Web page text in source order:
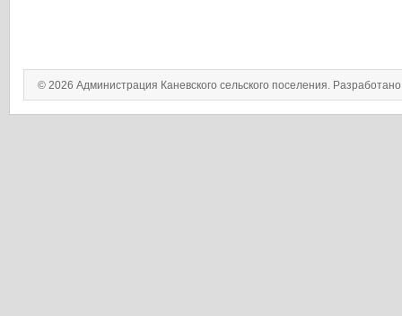
© 2026 Администрация Каневского сельского поселения.